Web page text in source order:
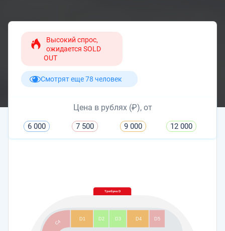
Высокий спрос,
ожидается SOLD
OUT
Смотрят еще 78 человек
Цена в рублях (₽), от
6 000 7 500 9 000 12 000
Трибуна D
D1 D2 D3 D4 D5
C4